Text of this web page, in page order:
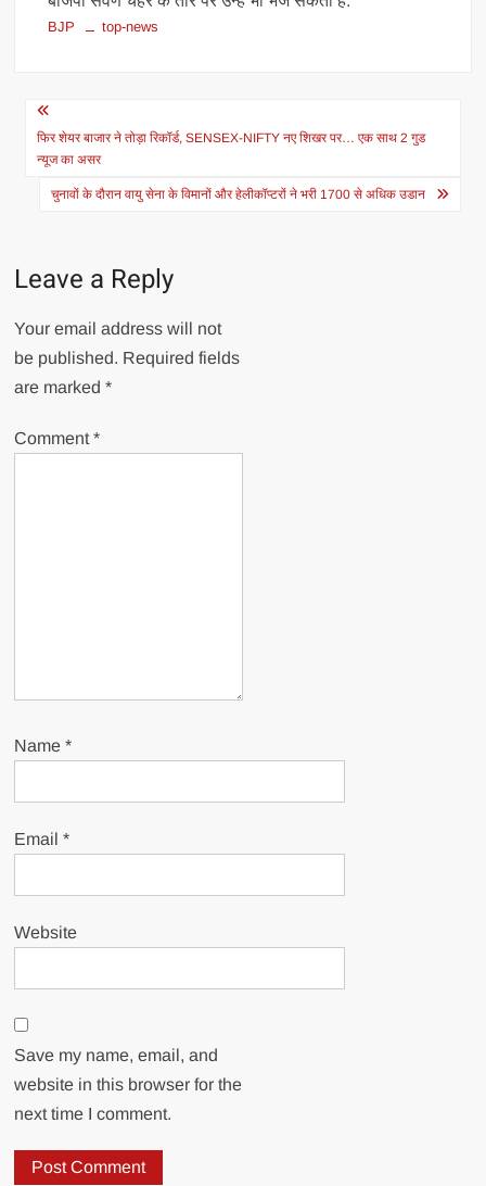
BJP top-news
Post
navigation
फिर शेयर बाजार ने तोड़ा रिकॉर्ड, SENSEX-NIFTY नए शिखर पर… एक साथ 2 गुड
न्यूज का असर
चुनावों के दौरान वायु सेना के विमानों और हेलीकॉप्टरों ने भरी 1700 से अधिक उडान
Leave a Reply
Your email address will not
be published. Required fields
are marked*
Comment*
Name*
Email*
Website
Save my name, email, and
website in this browser for the
next time I comment.